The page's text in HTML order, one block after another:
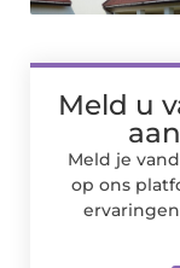
Meld u
Meld je
op ons